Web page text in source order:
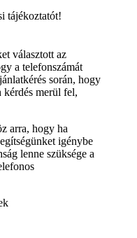
tájékoztatót!
választott az
a telefonszámát
során, hogy
kérdés merül fel,
arra, hogy ha
igénybe
lenne szüksége a